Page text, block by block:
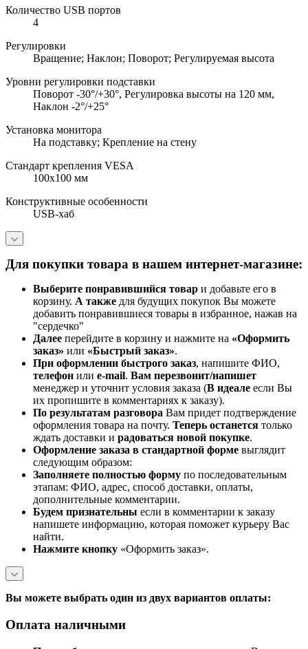
Количество USB портов
4
Регулировки
Вращение; Наклон; Поворот; Регулируемая высота
Уровни регулировки подставки
Поворот -30°/+30°, Регулировка высоты на 120 мм,
Наклон -2°/+25°
Установка монитора
На подставку; Крепление на стену
Стандарт крепления VESA
100x100 мм
Конструктивные особенности
USB-хаб
Для покупки товара в нашем интернет-магазине:
Выберите понравившийся товар и добавьте его в
корзину. А также для будущих покупок Вы можете
добавить понравившиеся товары в избранное, нажав на
"сердечко"
Далее перейдите в корзину и нажмите на «Оформить
заказ» или «Быстрый заказ».
При оформлении быстрого заказ, напишите ФИО,
телефон или e-mail. Вам перезвонит/напишет
менеджер и уточнит условия заказа (В идеале если Вы
их пропишите в комментариях к заказу).
По результатам разговора Вам придет подтверждение
оформления товара на почту. Теперь останется только
ждать доставки и радоваться новой покупке.
Оформление заказа в стандартной форме выглядит
следующим образом:
Заполняете полностью форму по последовательным
этапам: ФИО, адрес, способ доставки, оплаты,
дополнительные комментарии.
Будем признательны если в комментарии к заказу
напишете информацию, которая поможет курьеру Вас
найти.
Нажмите кнопку «Оформить заказ».
Вы можете выбрать один из двух вариантов оплаты:
Оплата наличными